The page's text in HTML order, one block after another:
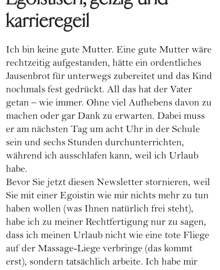
karrieregeil
Ich bin keine gute Mutter. Eine gute Mutter wäre
rechtzeitig aufgestanden, hätte ein ordentliches
Jausenbrot für unterwegs zubereitet und das Kind
nochmals fest gedrückt. All das hat der Vater
getan – wie immer. Ohne viel Aufhebens davon zu
machen oder gar Dank zu erwarten. Dabei muss
er am nächsten Tag um acht Uhr in der Schule
sein und sechs Stunden durchunterrichten,
während ich ausschlafen kann, weil ich Urlaub
habe.
Bevor Sie jetzt diesen Newsletter stornieren, weil
Sie mit einer Egoistin wie mir nichts mehr zu tun
haben wollen (was Ihnen natürlich frei steht),
habe ich zu meiner Rechtfertigung nur zu sagen,
dass ich meinen Urlaub nicht wie eine tote Fliege
auf der Massage-Liege verbringe (das kommt
erst), sondern tatsächlich arbeite. Ich habe mir